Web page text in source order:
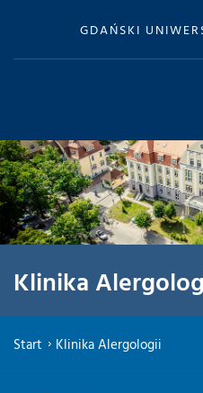
GDAŃSKI
Klinika
Start Klinika Alergologii